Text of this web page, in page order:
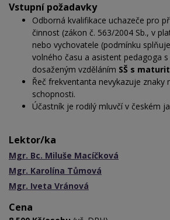
Vstupní požadavky
Odborná kvalifikace uchazeče pro
činnost (zákon č. 563/2004 Sb., v
nebo vychovatele (podmínku
volného času a asistent pedagoga s
dosaženým vzděláním SŠ s
Řeč frekventanta nevykazuje znaky
schopnosti.
Účastník je rodilý mluvčí v českém
Lektor/ka
Mgr. Bc. Miluše Macíčková
Mgr. Karolína Tůmová
Mgr. Iveta Vránová
Cena